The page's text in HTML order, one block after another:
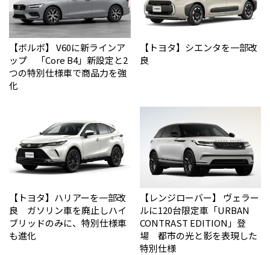
【ボルボ】 V60に新ラインア
ップ 「Core B4」新設定と2
つの特別仕様車で商品力を強
化
【トヨタ】シエンタを一部改
良
【トヨタ】ハリアーを一部改
良 ガソリン車を廃止しハイ
ブリッドのみに、特別仕様車
も進化
【レンジローバー】 ヴェラー
ルに120台限定車「URBAN
CONTRAST EDITION」登
場 都市の光と影を表現した
特別仕様